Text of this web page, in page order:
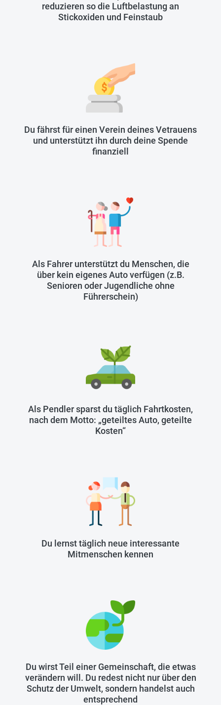
reduzieren so die Luftbelastung an
Stickoxiden und Feinstaub
Du fährst für einen Verein deines Vetrauens
und unterstützt ihn durch deine Spende
finanziell
Als Fahrer unterstützt du Menschen, die
über kein eigenes Auto verfügen (z.B.
Senioren oder Jugendliche ohne
Führerschein)
Als Pendler sparst du täglich Fahrtkosten,
nach dem Motto: „geteiltes Auto, geteilte
Kosten“
Du lernst täglich neue interessante
Mitmenschen kennen
Du wirst Teil einer Gemeinschaft, die etwas
verändern will. Du redest nicht nur über den
Schutz der Umwelt, sondern handelst auch
entsprechend